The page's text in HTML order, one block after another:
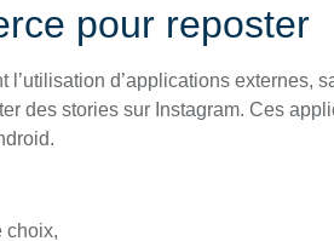
pour reposter
d’applications externes,
des stories sur Instagram. Ces
choix,